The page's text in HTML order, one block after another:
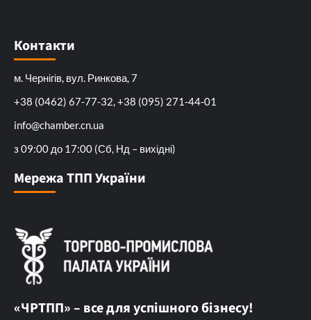
Контакти
м. Чернігів, вул. Ринкова, 7
+38 (0462) 67-77-32, +38 (095) 271-44-01
info@chamber.cn.ua
з 09:00 до 17:00 (Сб, Нд – вихідні)
Мережа ТПП України
«ЧРТПП» – все для успішного бізнесу!